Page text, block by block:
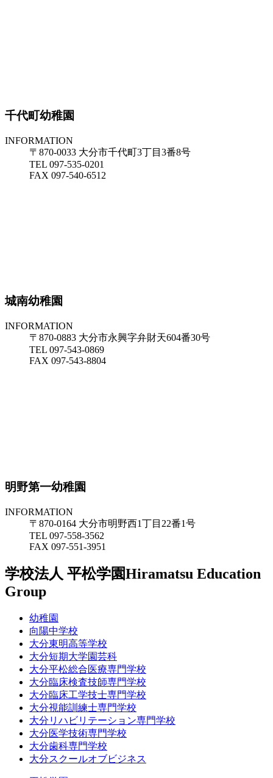
千代町幼稚園
INFORMATION
〒870-0033 大分市千代町3丁目3番8号
TEL 097-535-0201
FAX 097-540-6512
城南幼稚園
INFORMATION
〒870-0883 大分市永興字弁財天604番30号
TEL 097-543-0869
FAX 097-543-8804
明野第一幼稚園
INFORMATION
〒870-0164 大分市明野西1丁目22番1号
TEL 097-558-3562
FAX 097-551-3951
学校法人 平松学園Hiramatsu Education
Group
幼稚園
向陽中学校
大分東明高等学校
大分短期大学園芸科
大分平松総合医療専門学校
大分臨床検査技師専門学校
大分臨床工学技士専門学校
大分視能訓練士専門学校
大分リハビリテーション専門学校
大分医学技術専門学校
大分歯科専門学校
大分スクールオブビジネス